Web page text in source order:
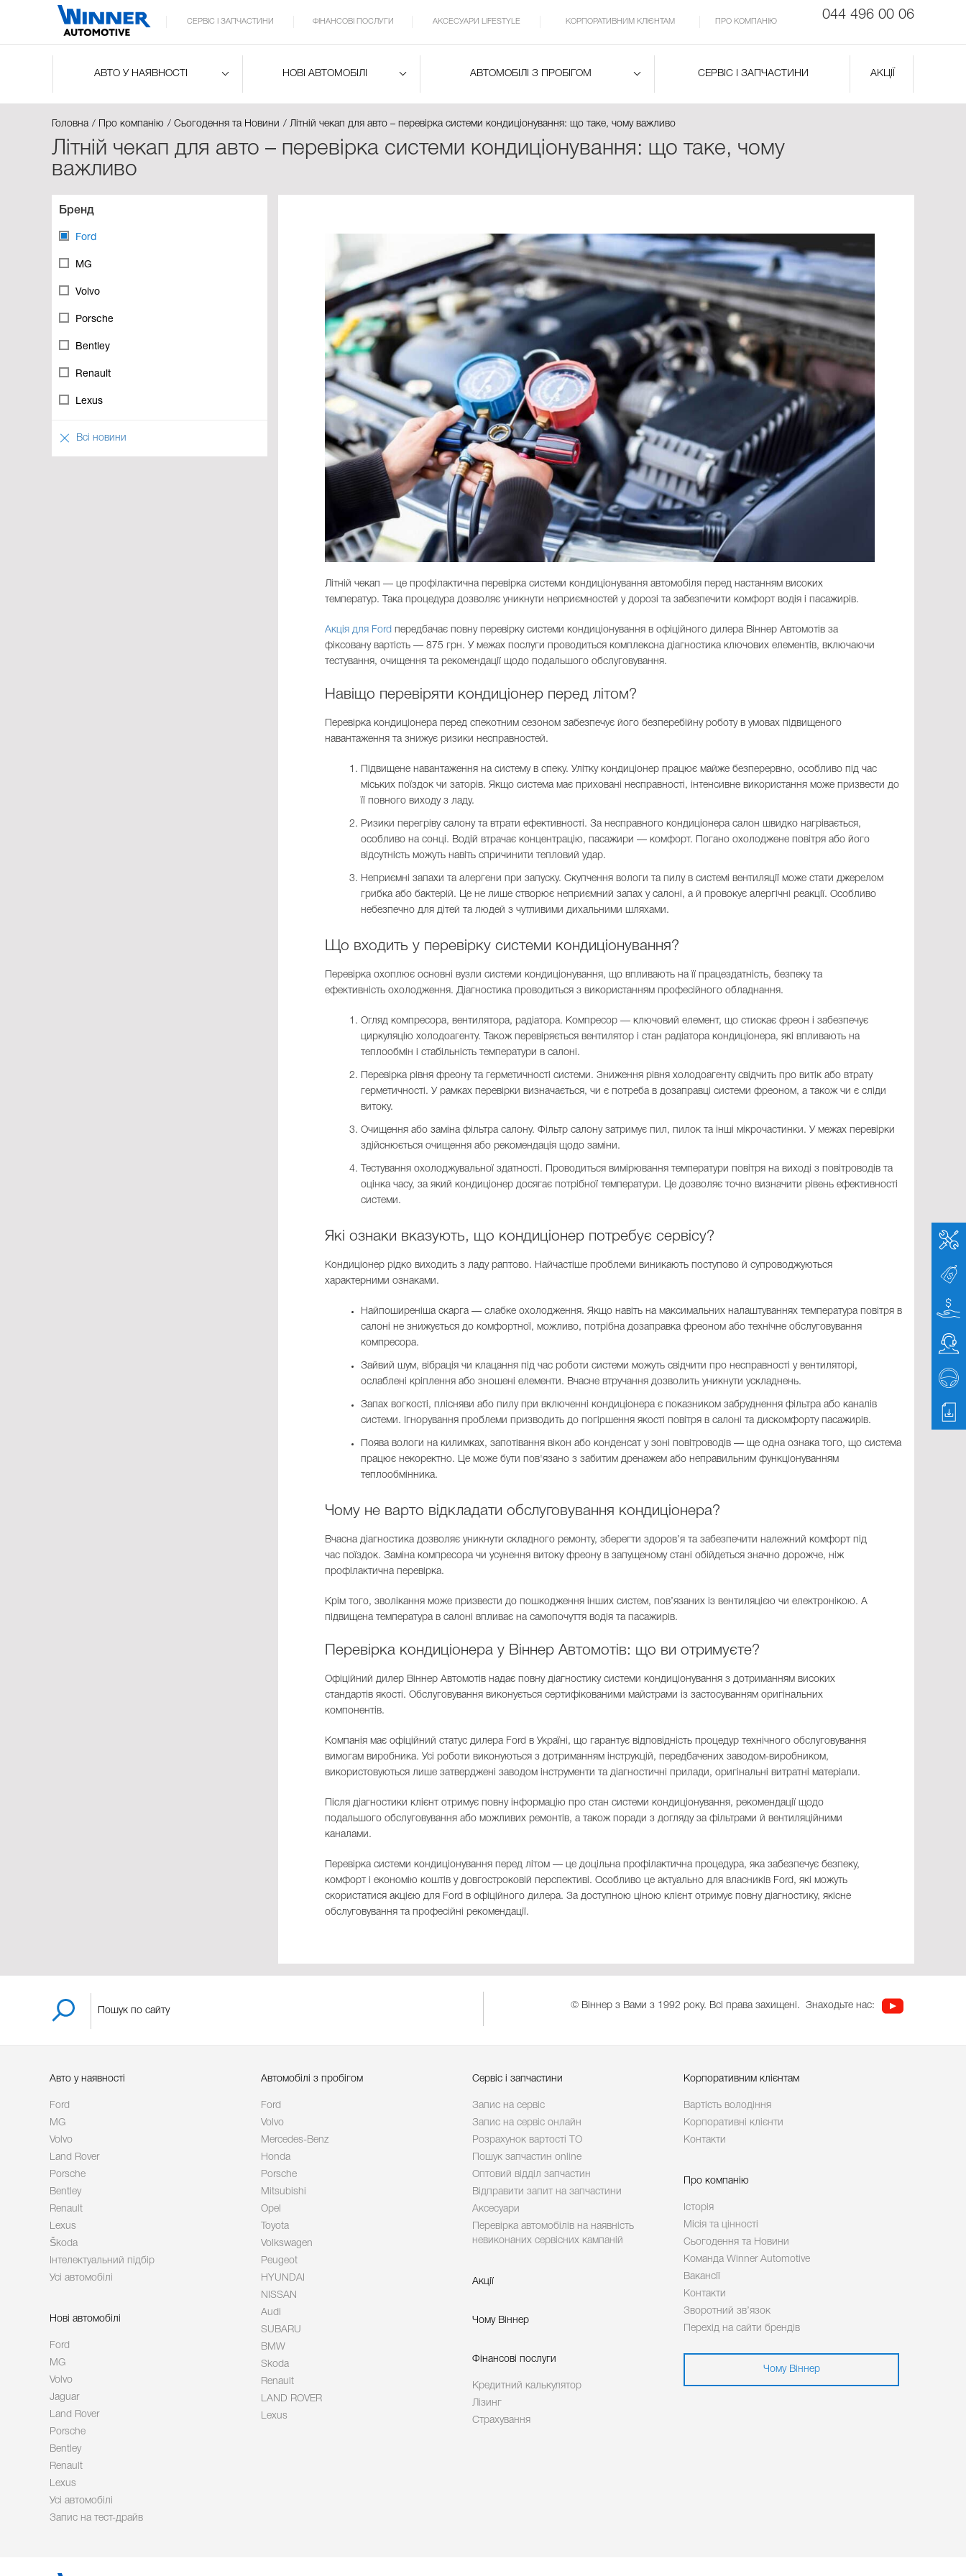
044 496 00 06
СЕРВІС І ЗАПЧАСТИНИ ФІНАНСОВІ ПОСЛУГИ АКСЕСУАРИ LIFESTYLE КОРПОРАТИВНИМ КЛІЄНТАМ ПРО КОМПАНІЮ
АВТО У НАЯВНОСТІ НОВІ АВТОМОБІЛІ АВТОМОБІЛІ З ПРОБІГОМ СЕРВІС І ЗАПЧАСТИНИ АКЦІЇ
Головна Про компанію Сьогодення та Новини Літній чекап для авто – перевірка системи кондиціонування: що таке, чому важливо
Літній чекап для авто – перевірка системи кондиціонування: що таке, чому
важливо
Бренд
Ford
MG
Volvo
Porsche
Bentley
Renault
Lexus
Всі новини
Літній чекап — це профілактична перевірка системи кондиціонування автомобіля перед настанням високих
температур. Така процедура дозволяє уникнути неприємностей у дорозі та забезпечити комфорт водія і пасажирів.
Акція для Ford передбачає повну перевірку системи кондиціонування в офіційного дилера Віннер Автомотів за
фіксовану вартість — 875 грн. У межах послуги проводиться комплексна діагностика ключових елементів, включаючи
тестування, очищення та рекомендації щодо подальшого обслуговування.
Навіщо перевіряти кондиціонер перед літом?
Перевірка кондиціонера перед спекотним сезоном забезпечує його безперебійну роботу в умовах підвищеного
навантаження та знижує ризики несправностей.
Підвищене навантаження на систему в спеку. Улітку кондиціонер працює майже безперервно, особливо під час
міських поїздок чи заторів. Якщо система має приховані несправності, інтенсивне використання може призвести до
її повного виходу з ладу.
Ризики перегріву салону та втрати ефективності. За несправного кондиціонера салон швидко нагрівається,
особливо на сонці. Водій втрачає концентрацію, пасажири — комфорт. Погано охолоджене повітря або його
відсутність можуть навіть спричинити тепловий удар.
Неприємні запахи та алергени при запуску. Скупчення вологи та пилу в системі вентиляції може стати джерелом
грибка або бактерій. Це не лише створює неприємний запах у салоні, а й провокує алергічні реакції. Особливо
небезпечно для дітей та людей з чутливими дихальними шляхами.
Що входить у перевірку системи кондиціонування?
Перевірка охоплює основні вузли системи кондиціонування, що впливають на її працездатність, безпеку та
ефективність охолодження. Діагностика проводиться з використанням професійного обладнання.
Огляд компресора, вентилятора, радіатора. Компресор — ключовий елемент, що стискає фреон і забезпечує
циркуляцію холодоагенту. Також перевіряється вентилятор і стан радіатора кондиціонера, які впливають на
теплообмін і стабільність температури в салоні.
Перевірка рівня фреону та герметичності системи. Зниження рівня холодоагенту свідчить про витік або втрату
герметичності. У рамках перевірки визначається, чи є потреба в дозаправці системи фреоном, а також чи є сліди
витоку.
Очищення або заміна фільтра салону. Фільтр салону затримує пил, пилок та інші мікрочастинки. У межах перевірки
здійснюється очищення або рекомендація щодо заміни.
Тестування охолоджувальної здатності. Проводиться вимірювання температури повітря на виході з повітроводів та
оцінка часу, за який кондиціонер досягає потрібної температури. Це дозволяє точно визначити рівень ефективності
системи.
Які ознаки вказують, що кондиціонер потребує сервісу?
Кондиціонер рідко виходить з ладу раптово. Найчастіше проблеми виникають поступово й супроводжуються
характерними ознаками.
Найпоширеніша скарга — слабке охолодження. Якщо навіть на максимальних налаштуваннях температура повітря в
салоні не знижується до комфортної, можливо, потрібна дозаправка фреоном або технічне обслуговування
компресора.
Зайвий шум, вібрація чи клацання під час роботи системи можуть свідчити про несправності у вентиляторі,
ослаблені кріплення або зношені елементи. Вчасне втручання дозволить уникнути ускладнень.
Запах вогкості, плісняви або пилу при включенні кондиціонера є показником забруднення фільтра або каналів
системи. Ігнорування проблеми призводить до погіршення якості повітря в салоні та дискомфорту пасажирів.
Поява вологи на килимках, запотівання вікон або конденсат у зоні повітроводів — ще одна ознака того, що система
працює некоректно. Це може бути пов'язано з забитим дренажем або неправильним функціонуванням
теплообмінника.
Чому не варто відкладати обслуговування кондиціонера?
Вчасна діагностика дозволяє уникнути складного ремонту, зберегти здоров’я та забезпечити належний комфорт під
час поїздок. Заміна компресора чи усунення витоку фреону в запущеному стані обійдеться значно дорожче, ніж
профілактична перевірка.
Крім того, зволікання може призвести до пошкодження інших систем, пов’язаних із вентиляцією чи електронікою. А
підвищена температура в салоні впливає на самопочуття водія та пасажирів.
Перевірка кондиціонера у Віннер Автомотів: що ви отримуєте?
Офіційний дилер Віннер Автомотів надає повну діагностику системи кондиціонування з дотриманням високих
стандартів якості. Обслуговування виконується сертифікованими майстрами із застосуванням оригінальних
компонентів.
Компанія має офіційний статус дилера Ford в Україні, що гарантує відповідність процедур технічного обслуговування
вимогам виробника. Усі роботи виконуються з дотриманням інструкцій, передбачених заводом-виробником,
використовуються лише затверджені заводом інструменти та діагностичні прилади, оригінальні витратні матеріали.
Після діагностики клієнт отримує повну інформацію про стан системи кондиціонування, рекомендації щодо
подальшого обслуговування або можливих ремонтів, а також поради з догляду за фільтрами й вентиляційними
каналами.
Перевірка системи кондиціонування перед літом — це доцільна профілактична процедура, яка забезпечує безпеку,
комфорт і економію коштів у довгостроковій перспективі. Особливо це актуально для власників Ford, які можуть
скористатися акцією для Ford в офіційного дилера. За доступною ціною клієнт отримує повну діагностику, якісне
обслуговування та професійні рекомендації.
© Віннер з Вами з 1992 року. Всі права захищені. Знаходьте нас:
Авто у наявності
Ford
MG
Volvo
Land Rover
Porsche
Bentley
Renault
Lexus
Škoda
Інтелектуальний підбір
Усі автомобілі
Нові автомобілі
Ford
MG
Volvo
Jaguar
Land Rover
Porsche
Bentley
Renault
Lexus
Усі автомобілі
Запис на тест-драйв
Автомобілі з пробігом
Ford
Volvo
Mercedes-Benz
Honda
Porsche
Mitsubishi
Opel
Toyota
Volkswagen
Peugeot
HYUNDAI
NISSAN
Audi
SUBARU
BMW
Skoda
Renault
LAND ROVER
Lexus
Сервіс і запчастини
Запис на сервіс
Запис на сервіс онлайн
Розрахунок вартості ТО
Пошук запчастин online
Оптовий відділ запчастин
Відправити запит на запчастини
Аксесуари
Перевірка автомобілів на наявність
невиконаних сервісних кампаній
Акції
Чому Віннер
Фінансові послуги
Кредитний калькулятор
Лізинг
Страхування
Корпоративним клієнтам
Вартість володіння
Корпоративні клієнти
Контакти
Про компанію
Історія
Місія та цінності
Сьогодення та Новини
Команда Winner Automotive
Вакансії
Контакти
Зворотний зв’язок
Перехід на сайти брендів
Чому Віннер